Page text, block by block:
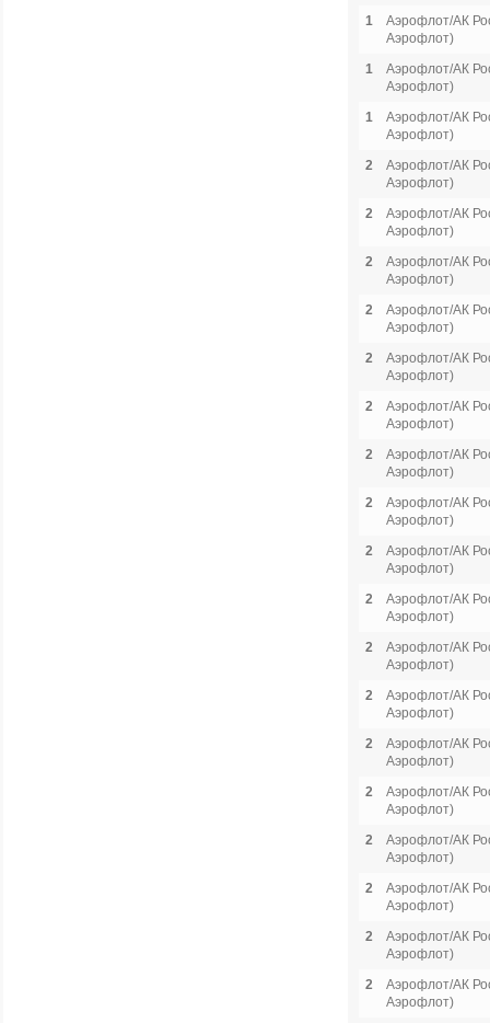
1
Аэрофлот/АК
Аэрофлот)
1
Аэрофлот/АК
Аэрофлот)
1
Аэрофлот/АК
Аэрофлот)
2
Аэрофлот/АК
Аэрофлот)
2
Аэрофлот/АК
Аэрофлот)
2
Аэрофлот/АК
Аэрофлот)
2
Аэрофлот/АК
Аэрофлот)
2
Аэрофлот/АК
Аэрофлот)
2
Аэрофлот/АК
Аэрофлот)
2
Аэрофлот/АК
Аэрофлот)
2
Аэрофлот/АК
Аэрофлот)
2
Аэрофлот/АК
Аэрофлот)
2
Аэрофлот/АК
Аэрофлот)
2
Аэрофлот/АК
Аэрофлот)
2
Аэрофлот/АК
Аэрофлот)
2
Аэрофлот/АК
Аэрофлот)
2
Аэрофлот/АК
Аэрофлот)
2
Аэрофлот/АК
Аэрофлот)
2
Аэрофлот/АК
Аэрофлот)
2
Аэрофлот/АК
Аэрофлот)
2
Аэрофлот/АК
Аэрофлот)